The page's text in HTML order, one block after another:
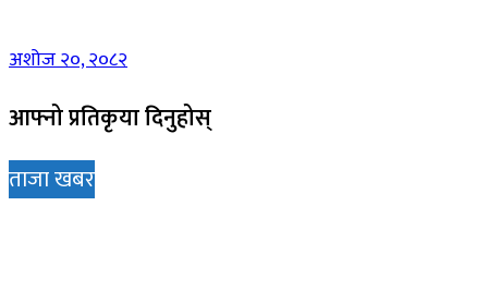
अशोज २०, २०८२
आफ्नो प्रतिकृया दिनुहोस्
ताजा खबर